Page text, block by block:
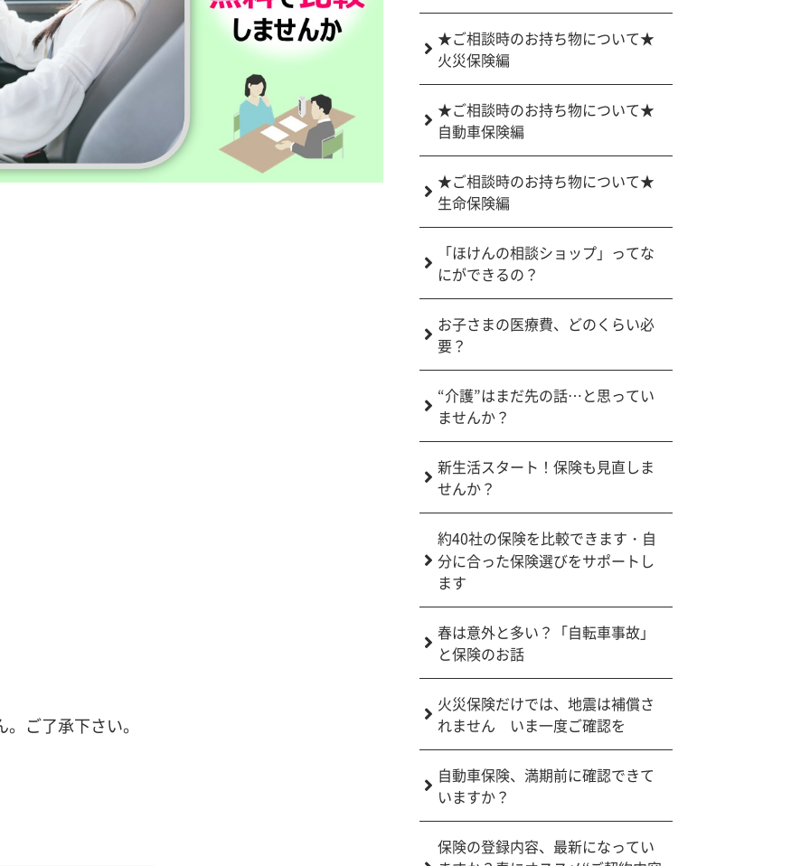
ご了承下さい。
★ご相談時のお持ち物について★
火災保険編
★ご相談時のお持ち物について★
自動車保険編
★ご相談時のお持ち物について★
生命保険編
「ほけんの相談ショップ」ってな
にができるの？
お子さまの医療費、どのくらい必
要？
“介護”はまだ先の話…と思ってい
ませんか？
新生活スタート！保険も見直しま
せんか？
約40社の保険を比較できます・自
分に合った保険選びをサポートし
ます
春は意外と多い？「自転車事故」
と保険のお話
火災保険だけでは、地震は補償さ
れません いま一度ご確認を
自動車保険、満期前に確認できて
いますか？
保険の登録内容、最新になってい